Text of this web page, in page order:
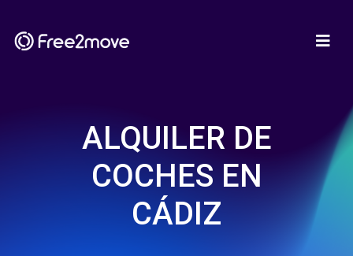
ALQUILER DE
COCHES EN
CÁDIZ